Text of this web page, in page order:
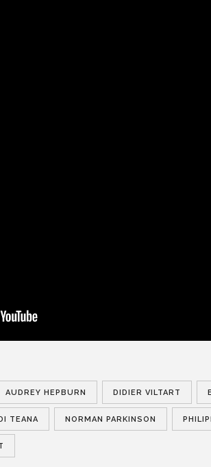
AUDREY HEPBURN DIDIER VILTART
TEANA NORMAN PARKINSON